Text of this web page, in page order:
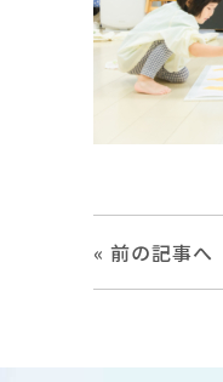
« 前の記事へ